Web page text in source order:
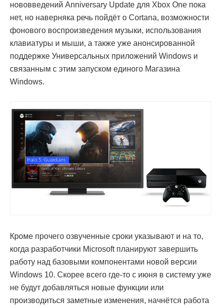
нововведений Anniversary Update для Xbox One пока
нет, но наверняка речь пойдёт о Cortana, возможности
фонового воспроизведения музыки, использования
клавиатуры и мыши, а также уже анонсированной
поддержке Универсальных приложений Windows и
связанным с этим запуском единого Магазина
Windows.
Кроме прочего озвученные сроки указывают и на то,
когда разработчики Microsoft планируют завершить
работу над базовыми компонентами новой версии
Windows 10. Скорее всего где-то с июня в систему уже
не будут добавляться новые функции или
производиться заметные изменения, начнётся работа